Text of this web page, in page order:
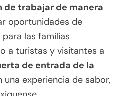
de trabajar de manera
oportunidades de
las familias
a turistas y visitantes a
de entrada de la
una experiencia de sabor,